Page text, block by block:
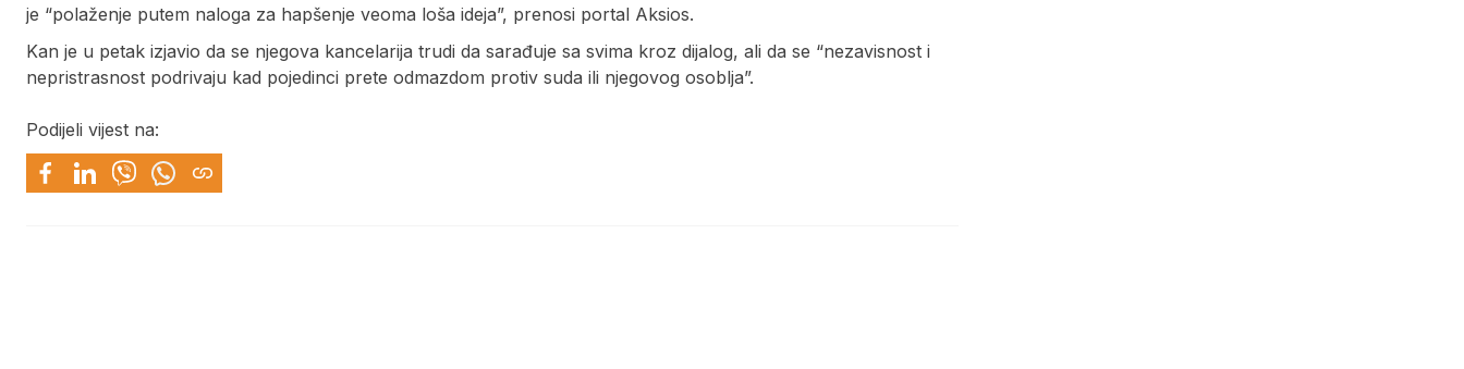
je “polaženje putem naloga za hapšenje veoma loša ideja”, prenosi portal Aksios.
Kan je u petak izjavio da se njegova kancelarija trudi da sarađuje sa svima kroz dijalog, ali da se “nezavisnost i
nepristrasnost podrivaju kad pojedinci prete odmazdom protiv suda ili njegovog osoblja”.
Podijeli vijest na: